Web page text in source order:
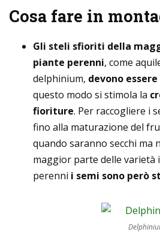
Cosa fare in
Gli steli sfioriti della
piante perenni, come
delphinium, devono
questo modo si stimola la
fioriture. Per raccogliere i
fino alla maturazione del
quando saranno secchi ma
maggior parte delle varietà
perenni i semi sono però